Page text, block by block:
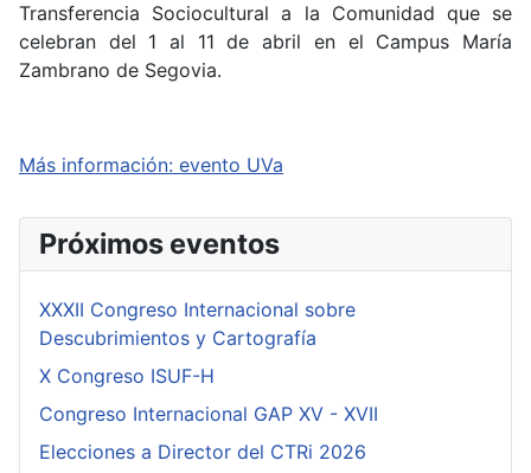
Transferencia Sociocultural a la Comunidad que se
celebran del 1 al 11 de abril en el Campus María
Zambrano de Segovia.
Más información: evento UVa
Próximos eventos
XXXII Congreso Internacional sobre
Descubrimientos y Cartografía
X Congreso ISUF-H
Congreso Internacional GAP XV - XVII
Elecciones a Director del CTRi 2026